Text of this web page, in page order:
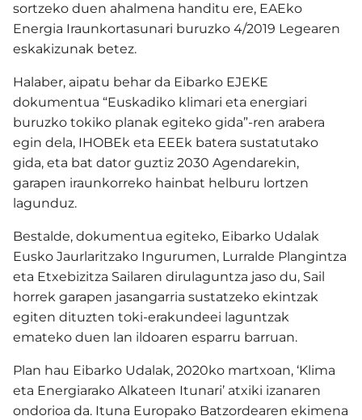
sortzeko duen ahalmena handitu ere, EAEko
Energia Iraunkortasunari buruzko 4/2019 Legearen
eskakizunak betez.
Halaber, aipatu behar da Eibarko EJEKE
dokumentua “Euskadiko klimari eta energiari
buruzko tokiko planak egiteko gida”-ren arabera
egin dela, IHOBEk eta EEEk batera sustatutako
gida, eta bat dator guztiz 2030 Agendarekin,
garapen iraunkorreko hainbat helburu lortzen
lagunduz.
Bestalde, dokumentua egiteko, Eibarko Udalak
Eusko Jaurlaritzako Ingurumen, Lurralde Plangintza
eta Etxebizitza Sailaren dirulaguntza jaso du, Sail
horrek garapen jasangarria sustatzeko ekintzak
egiten dituzten toki-erakundeei laguntzak
emateko duen lan ildoaren esparru barruan.
Plan hau Eibarko Udalak, 2020ko martxoan, ‘Klima
eta Energiarako Alkateen Itunari’ atxiki izanaren
ondorioa da. Ituna Europako Batzordearen ekimena